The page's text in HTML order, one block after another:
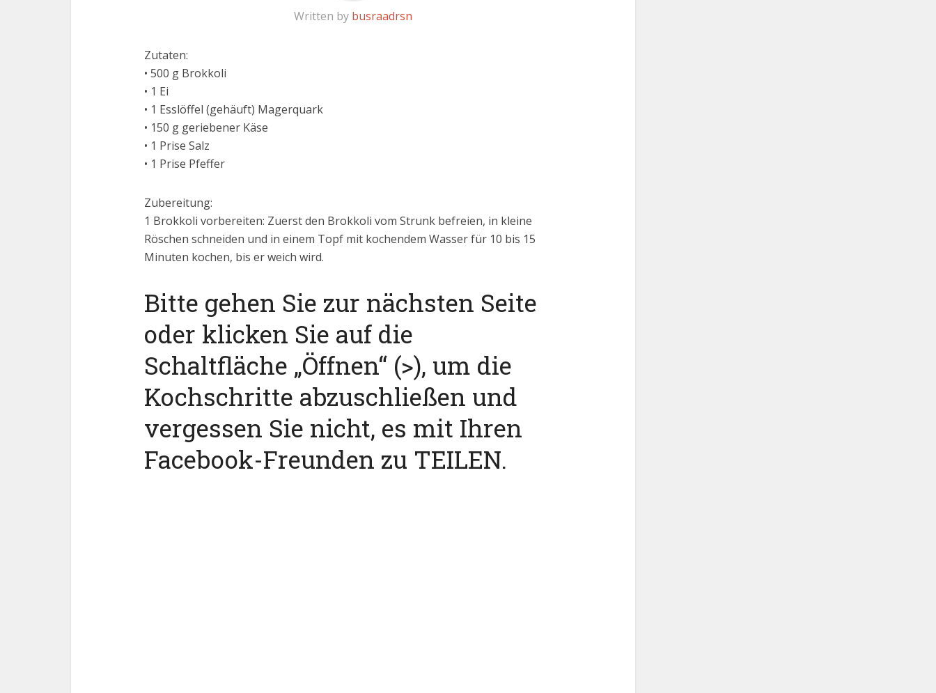
Written by busraadrsn
Zutaten:
• 500 g Brokkoli
• 1 Ei
• 1 Esslöffel (gehäuft) Magerquark
• 150 g geriebener Käse
• 1 Prise Salz
• 1 Prise Pfeffer
Zubereitung:
1 Brokkoli vorbereiten: Zuerst den Brokkoli vom Strunk befreien, in kleine
Röschen schneiden und in einem Topf mit kochendem Wasser für 10 bis 15
Minuten kochen, bis er weich wird.
Bitte gehen Sie zur nächsten Seite
oder klicken Sie auf die
Schaltfläche „Öffnen“ (>), um die
Kochschritte abzuschließen und
vergessen Sie nicht, es mit Ihren
Facebook-Freunden zu TEILEN.